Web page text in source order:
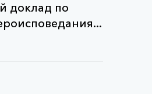
доклад по